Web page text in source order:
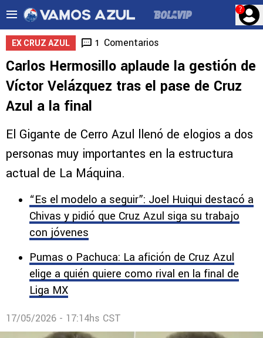
?
EX CRUZ AZUL 1 Comentarios
Carlos Hermosillo aplaude la gestión de
Víctor Velázquez tras el pase de Cruz
Azul a la final
El Gigante de Cerro Azul llenó de elogios a dos
personas muy importantes en la estructura
actual de La Máquina.
“Es el modelo a seguir”: Joel Huiqui destacó a
Chivas y pidió que Cruz Azul siga su trabajo
con jóvenes
Pumas o Pachuca: La afición de Cruz Azul
elige a quién quiere como rival en la final de
Liga MX
17/05/2026 - 17:14hs CST